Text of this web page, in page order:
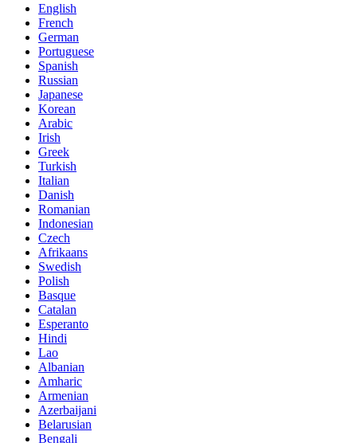
English
French
German
Portuguese
Spanish
Russian
Japanese
Korean
Arabic
Irish
Greek
Turkish
Italian
Danish
Romanian
Indonesian
Czech
Afrikaans
Swedish
Polish
Basque
Catalan
Esperanto
Hindi
Lao
Albanian
Amharic
Armenian
Azerbaijani
Belarusian
Bengali